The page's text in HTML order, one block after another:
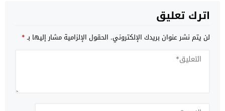
اترك تعليق
لن يتم نشر عنوان بريدك الإلكتروني. الحقول الإلزامية مشار إليها بـ*